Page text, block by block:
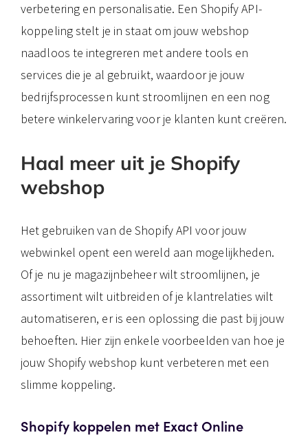
verbetering en personalisatie. Een Shopify API-
koppeling stelt je in staat om jouw webshop
naadloos te integreren met andere tools en
services die je al gebruikt, waardoor je jouw
bedrijfsprocessen kunt stroomlijnen en een nog
betere winkelervaring voor je klanten kunt creëren.
Haal meer uit je Shopify
webshop
Het gebruiken van de Shopify API voor jouw
webwinkel opent een wereld aan mogelijkheden.
Of je nu je magazijnbeheer wilt stroomlijnen, je
assortiment wilt uitbreiden of je klantrelaties wilt
automatiseren, er is een oplossing die past bij jouw
behoeften. Hier zijn enkele voorbeelden van hoe je
jouw Shopify webshop kunt verbeteren met een
slimme koppeling.
Shopify koppelen met Exact Online